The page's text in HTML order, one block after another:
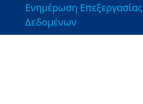
Ενημέρωση
Δεδομένων